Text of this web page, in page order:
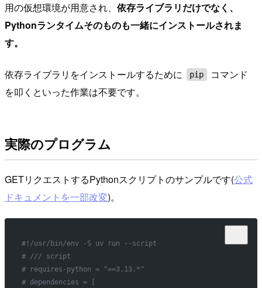
用の仮想環境が用意され、 依存ライブラリだけでなく、
Pythonランタイムそのものも一緒にインストールされま
す。
依存ライブラリをインストールするために pip
コマンド
を叩くといった作業は不要です。
実際のプログラム
GETリクエストするPythonスクリプトのサンプルです(公式
ドキュメントを一部改変)。
#!/usr/bin/env -S uv run --script
# /// script
# requires-python = "==3.13.*"
# dependencies = [